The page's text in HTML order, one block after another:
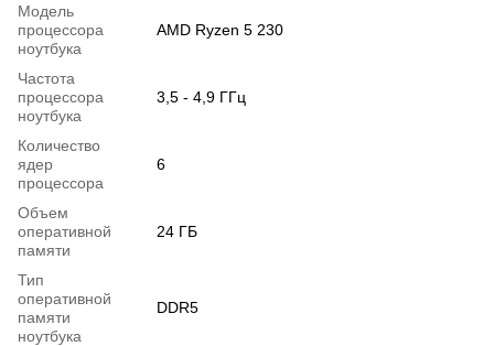
Модель
процессора
ноутбука
AMD Ryzen 5 230
Частота
процессора
ноутбука
3,5 - 4,9 ГГц
Количество
ядер
процессора
6
Объем
оперативной
памяти
24 ГБ
Тип
оперативной
памяти
ноутбука
DDR5